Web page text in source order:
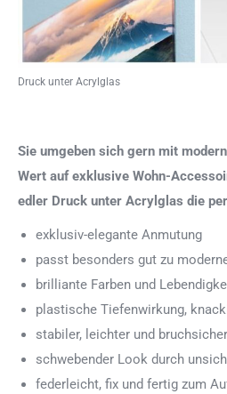
Druck unter Acrylglas
Sie umgeben sich gern mit
Wert auf exklusive Wohn-
edler Druck unter Acrylglas die
exklusiv-elegante Anmutung
passt besonders gut zu
brilliante Farben und
plastische Tiefenwirkung,
stabiler, leichter und
schwebender Look durch
federleicht, fix und fertig zum